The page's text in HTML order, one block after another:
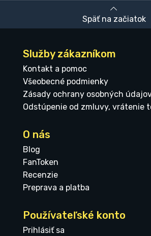
Späť na začiatok
Služby zákazníkom
Kontakt a pomoc
Všeobecné podmienky
Zásady ochrany osobných
Odstúpenie od zmluvy, vrátenie
O nás
Blog
FanToken
Recenzie
Preprava a platba
Používateľské konto
Prihlásiť sa